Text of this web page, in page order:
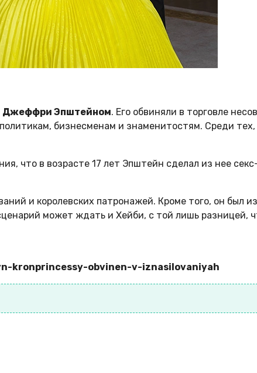
Джеффри Эпштейном. Его обвиняли в торговле
бизнесменам и знаменитостям. Среди тех,
что в возрасте 17 лет Эпштейн сделал из нее
и королевских патронажей. Кроме того, он был
может ждать и Хейби, с той лишь разницей,
kronprincessy-obvinen-v-iznasilovaniyah